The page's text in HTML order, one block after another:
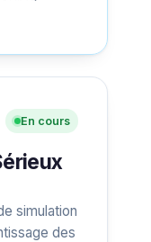
En cours
simulation
des